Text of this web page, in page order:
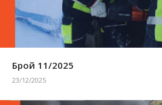
Брой 11/2025
23/12/2025